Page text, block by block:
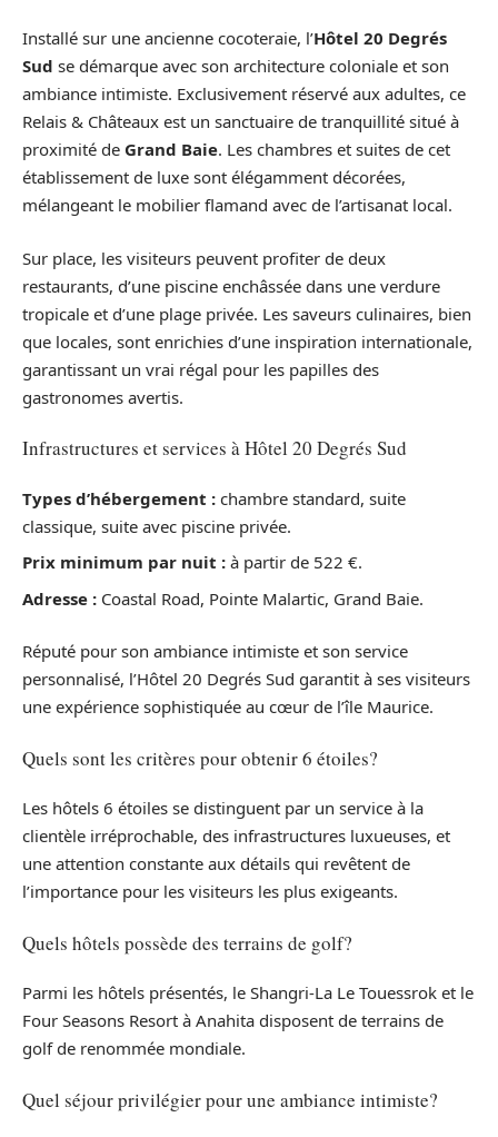
Installé sur une ancienne cocoteraie, l’Hôtel 20 Degrés
Sud se démarque avec son architecture coloniale et son
ambiance intimiste. Exclusivement réservé aux adultes, ce
Relais & Châteaux est un sanctuaire de tranquillité situé à
proximité de Grand Baie. Les chambres et suites de cet
établissement de luxe sont élégamment décorées,
mélangeant le mobilier flamand avec de l’artisanat local.
Sur place, les visiteurs peuvent profiter de deux
restaurants, d’une piscine enchâssée dans une verdure
tropicale et d’une plage privée. Les saveurs culinaires, bien
que locales, sont enrichies d’une inspiration internationale,
garantissant un vrai régal pour les papilles des
gastronomes avertis.
Infrastructures et services à Hôtel 20 Degrés Sud
Types d’hébergement : chambre standard, suite
classique, suite avec piscine privée.
Prix minimum par nuit : à partir de 522 €.
Adresse : Coastal Road, Pointe Malartic, Grand Baie.
Réputé pour son ambiance intimiste et son service
personnalisé, l’Hôtel 20 Degrés Sud garantit à ses visiteurs
une expérience sophistiquée au cœur de l’île Maurice.
Quels sont les critères pour obtenir 6 étoiles?
Les hôtels 6 étoiles se distinguent par un service à la
clientèle irréprochable, des infrastructures luxueuses, et
une attention constante aux détails qui revêtent de
l’importance pour les visiteurs les plus exigeants.
Quels hôtels possède des terrains de golf?
Parmi les hôtels présentés, le Shangri-La Le Touessrok et le
Four Seasons Resort à Anahita disposent de terrains de
golf de renommée mondiale.
Quel séjour privilégier pour une ambiance intimiste?